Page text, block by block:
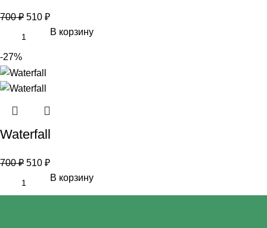
700₽ 510 ₽
В корзину
-27%
Waterfall
700₽ 510 ₽
В корзину